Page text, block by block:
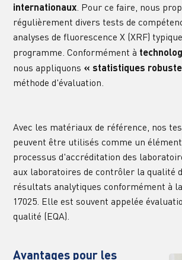
internationaux . Pour ce faire, nous
régulièrement divers tests de
analyses de fluorescence X (XRF)
programme. Conformément à
nous appliquons « statistiques
méthode d'évaluation.
Avec les matériaux de référence, nos
peuvent être utilisés comme un
processus d'accréditation des
aux laboratoires de contrôler la qualité
résultats analytiques conformément à
17025. Elle est souvent appelée
qualité (EQA).
Avantages pour les